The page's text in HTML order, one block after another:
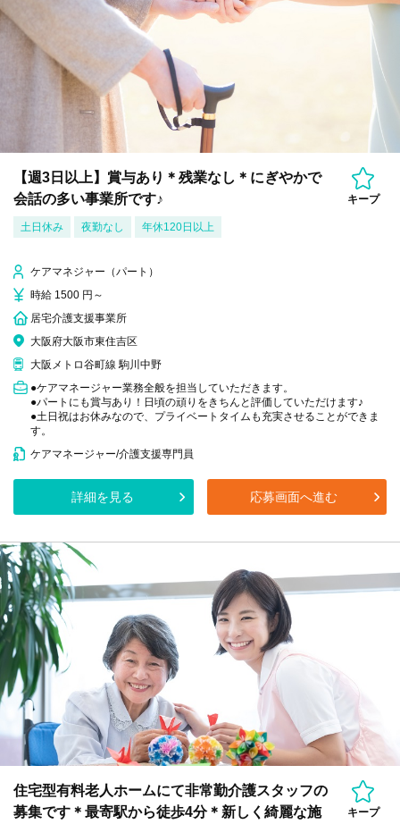
【週3日以上】賞与あり＊残業なし＊にぎやかで
会話の多い事業所です♪
キープ
土日休み 夜勤なし 年休120日以上
ケアマネジャー（パート）
時給 1500 円～
居宅介護支援事業所
大阪府大阪市東住吉区
大阪メトロ谷町線 駒川中野
●ケアマネージャー業務全般を担当していただきます。
●パートにも賞与あり！日頃の頑りをきちんと評価していただけます♪
●土日祝はお休みなので、プライベートタイムも充実させることができま
す。
ケアマネージャー/介護支援専門員
詳細を見る 応募画面へ進む
住宅型有料老人ホームにて非常勤介護スタッフの
募集です＊最寄駅から徒歩4分＊新しく綺麗な施
キープ